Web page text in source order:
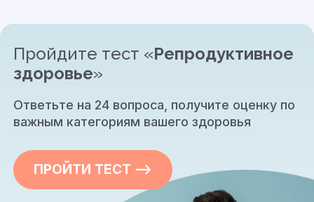
Пройдите тест «Репродуктивное
здоровье»
Ответьте на 24 вопроса, получите оценку по
важным категориям вашего здоровья
ПРОЙТИ ТЕСТ —>